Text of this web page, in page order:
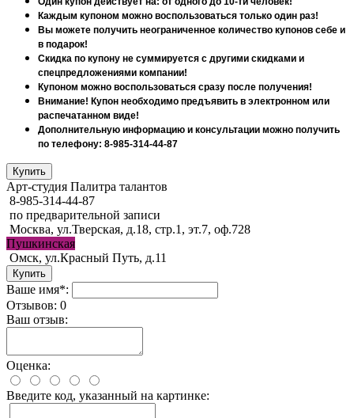
Каждым купоном можно воспользоваться только один раз!
Вы можете получить неограниченное количество купонов себе и
в подарок!
Скидка по купону не суммируется с другими скидками и
спецпредложениями компании!
Купоном можно воспользоваться сразу после получения!
Внимание! Купон необходимо предъявить в электронном или
распечатанном виде!
Дополнительную информацию и консультации можно получить
по телефону: 8-985-314-44-87
Арт-студия Палитра талантов
8-985-314-44-87
по предварительной записи
Москва, ул.Тверская, д.18, стр.1, эт.7, оф.728
Пушкинская
Омск, ул.Красный Путь, д.11
Ваше имя*:
Отзывов: 0
Ваш отзыв:
Оценка:
Введите код, указанный на картинке: